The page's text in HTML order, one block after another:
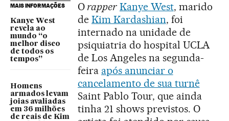
MAIS INFORMAÇÕES
Kanye West
revela ao
mundo “o
melhor disco
de todos os
tempos”
Homens
armados levam
joias avaliadas
em 36 milhões
de reais de Kim
Orapper Kanye West, marido
de Kim Kardashian, foi
internado na unidade de
psiquiatria do hospital UCLA
de Los Angeles na segunda-
feira após anunciar o
cancelamento de sua turnê
Saint Pablo Tour, que ainda
tinha 21 shows previstos. O